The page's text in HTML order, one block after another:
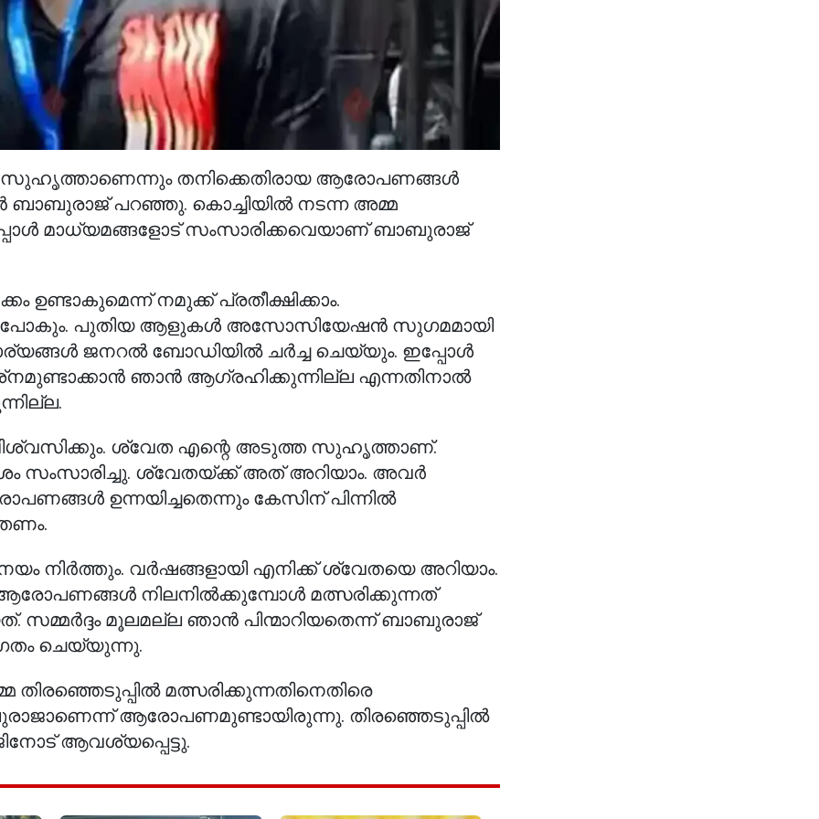
സുഹൃത്താണെന്നും തനിക്കെതിരായ ആരോപണങ്ങൾ
ബാബുരാജ് പറഞ്ഞു. കൊച്ചിയിൽ നടന്ന അമ്മ
മാധ്യമങ്ങളോട് സംസാരിക്കവെയാണ് ബാബുരാജ്
നമുക്ക് പ്രതീക്ഷിക്കാം.
പോകും. പുതിയ ആളുകൾ അസോസിയേഷൻ സുഗമമായി
ജനറൽ ബോഡിയിൽ ചർച്ച ചെയ്യും. ഇപ്പോൾ
ഞാൻ ആഗ്രഹിക്കുന്നില്ല എന്നതിനാൽ
ശ്വേത എന്റെ അടുത്ത സുഹൃത്താണ്.
സംസാരിച്ചു. ശ്വേതയ്ക്ക് അത് അറിയാം. അവർ
ഉന്നയിച്ചതെന്നും കേസിന് പിന്നിൽ
നിർത്തും. വർഷങ്ങളായി എനിക്ക് ശ്വേതയെ അറിയാം.
നിലനിൽക്കുമ്പോൾ മത്സരിക്കുന്നത്
മൂലമല്ല ഞാൻ പിന്മാറിയതെന്ന് ബാബുരാജ്
ചെയ്യുന്നു.
മത്സരിക്കുന്നതിനെതിരെ
ആരോപണമുണ്ടായിരുന്നു. തിരഞ്ഞെടുപ്പിൽ
ആവശ്യപ്പെട്ടു.